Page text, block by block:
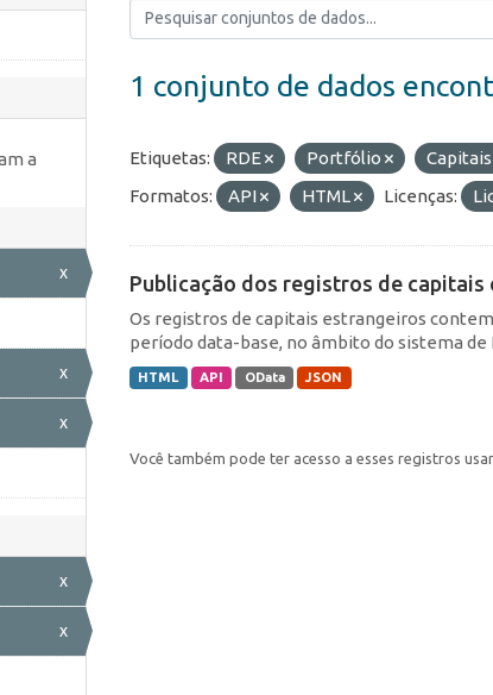
a
x
x
x
x
x
1 conjunto de dados
Etiquetas: RDE Portfólio
Formatos:
API HTML Licenças:
Publicação dos registros de capitais
Os registros de capitais estrangeiros
período data-base, no âmbito do sistema
HTML API OData JSON
Você também pode ter acesso a esses registros